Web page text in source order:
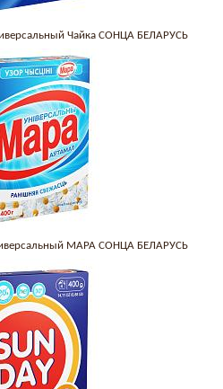
Чайка СОНЦА БЕЛАРУСЬ
МАРА СОНЦА БЕЛАРУСЬ